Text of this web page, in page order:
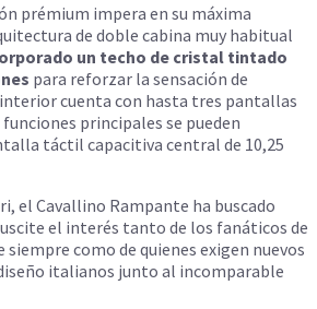
prémium impera en su máxima
de doble cabina muy habitual
un techo de cristal tintado
para reforzar la sensación de
cuenta con hasta tres pantallas
principales se pueden
táctil capacitiva central de 10,25
el Cavallino Rampante ha buscado
el interés tanto de los fanáticos de
como de quienes exigen nuevos
italianos junto al incomparable